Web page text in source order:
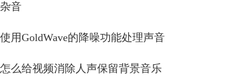
杂音
使用GoldWave的降噪功能处理声音
怎么给视频消除人声保留背景音乐